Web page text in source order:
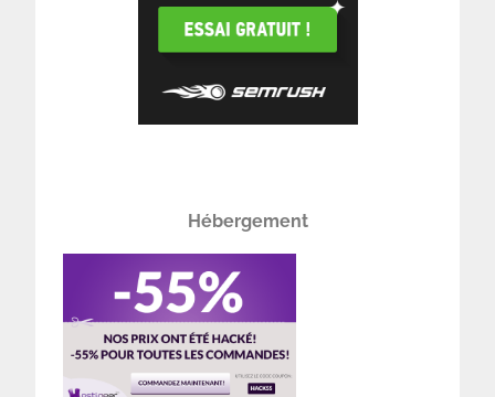
Hébergement